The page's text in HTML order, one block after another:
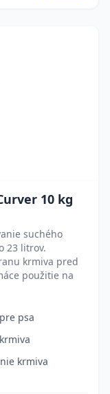
10 kg
suchého
23 litrov.
krmiva pred
použitie na
psa
krmiva